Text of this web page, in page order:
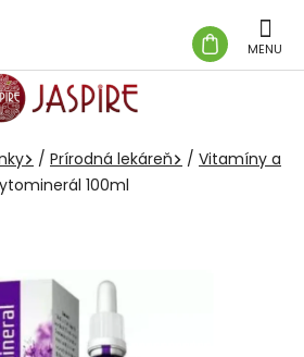
KOŠÍK
/ Prírodná lekáreň / Vitamíny a
100ml